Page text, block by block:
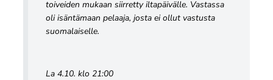
toiveiden mukaan siirretty iltapäivälle. Vastassa
oli isäntämaan pelaaja, josta ei ollut vastusta
suomalaiselle.
La 4.10. klo 21:00